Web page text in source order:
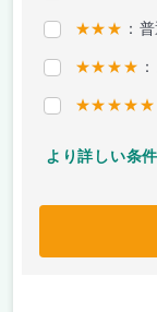
★★★ ：
★★★★
★★★★★
より詳しい条